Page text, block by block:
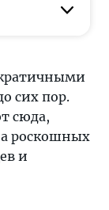
сих пор.
сюда,
роскошных
и